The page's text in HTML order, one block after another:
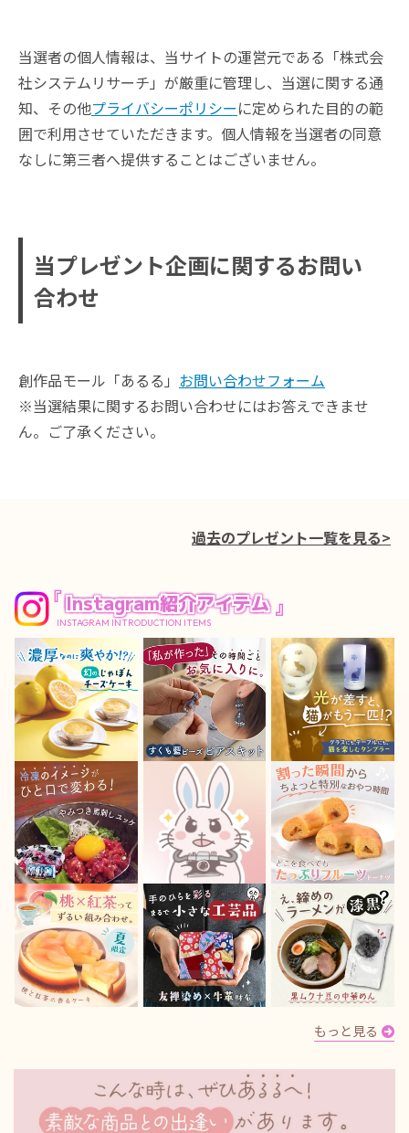
当選者の個人情報は、当サイトの運営元である「株式会
社システムリサーチ」が厳重に管理し、当選に関する通
知、その他プライバシーポリシーに定められた目的の範
囲で利用させていただきます。個人情報を当選者の同意
なしに第三者へ提供することはございません。
当プレゼント企画に関するお問い
合わせ
創作品モール「あるる」 お問い合わせフォーム
※当選結果に関するお問い合わせにはお答えできませ
ん。ご了承ください。
過去のプレゼント一覧を見る>
Instagram紹介アイテム
もっと見る